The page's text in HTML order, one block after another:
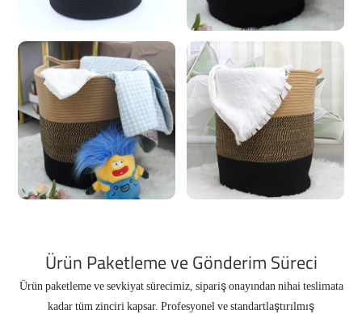
Ürün Paketleme ve Gönderim Süreci
Ürün paketleme ve sevkiyat sürecimiz, sipariş onayından nihai teslimata
kadar tüm zinciri kapsar. Profesyonel ve standartlaştırılmış